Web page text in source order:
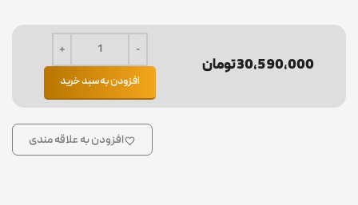
30,590,000 تومان
افزودن به سبد خرید
افزودن به علاقه مندی